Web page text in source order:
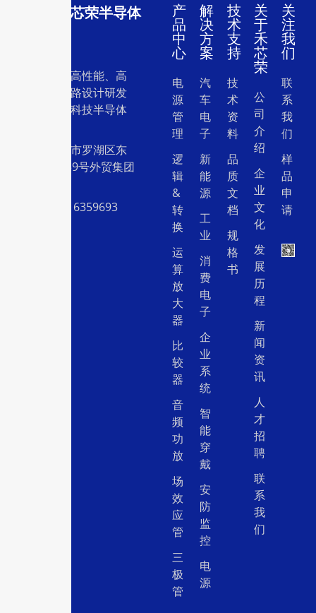
深圳市禾芯荣半导体
一家专注于高性能、高
质量集成电路设计研发
和销售的高科技半导体
地址：深圳市罗湖区东
门中兴路239号外贸集团
电话：15916359693
产
品
中
心
电
源
管
理
逻
辑
&
转
换
运
算
放
大
器
比
较
器
音
频
功
放
场
效
应
管
三
极
管
解
决
方
案
汽
车
电
子
新
能
源
工
业
消
费
电
子
企
业
系
统
智
能
穿
戴
安
防
监
控
电
源
技
术
支
持
技
术
资
料
品
质
文
档
规
格
书
关
于
禾
芯
荣
公
司
介
绍
企
业
文
化
发
展
历
程
新
闻
资
讯
人
才
招
聘
联
系
我
们
关
注
我
们
联
系
我
们
样
品
申
请